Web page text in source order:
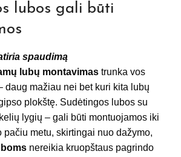
lubos gali būti
spaudimą
lubų montavimas trunka vos
daug mažiau nei bet kuri kita lubų
plokštę. Sudėtingos lubos su
lygių – gali būti montuojamos iki
pačiu metu, skirtingai nuo dažymo,
nereikia kruopštaus pagrindo